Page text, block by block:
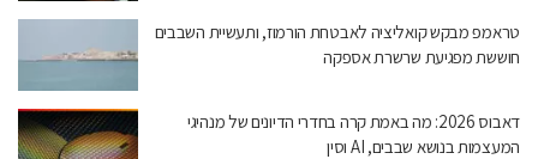
טראמפ מבקש קואליציה לאבטחת הורמוז, ותעשיית השבבים
חוששת מפגיעת שרשרת אספקה
דאבוס 2026: מה באמת קרה בחדרי הדיונים של מנהיגי
המעצמות בנושא שבבים, AI וסין